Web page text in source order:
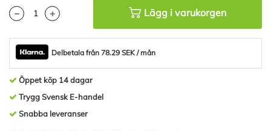
Lägg i varukorgen
Delbetala från 78.29 SEK / mån
Öppet köp 14 dagar
Trygg Svensk E-handel
Snabba leveranser